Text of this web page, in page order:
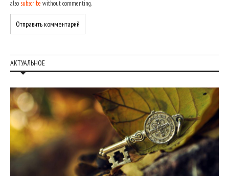
also subscribe without commenting.
АКТУАЛЬНОЕ